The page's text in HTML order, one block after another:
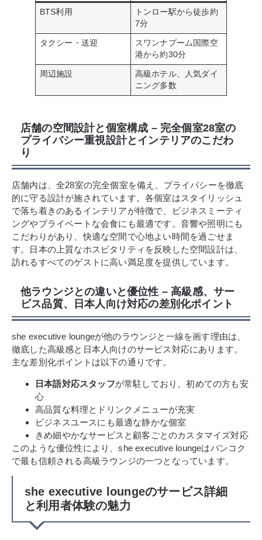
BTS利用
トンロー駅から徒歩約
7分
タクシー・送迎
スワンナプーム国際空
港から約30分
周辺施設
高級ホテル、人気ダイ
ニング多数
店舗の空間設計と個室構成 – 完全個室28室の
プライバシー重視設計とインテリアのこだわ
り
店舗内は、全28室の完全個室を備え、プライバシーを徹底
的に守る設計が施されています。各個室はスタイリッシュ
で落ち着きのあるインテリアが特徴で、ビジネスミーティ
ングやプライベートな会食にも最適です。音響や照明にも
こだわりがあり、快適な空間で心地よい時間を過ごせま
す。日本の上質なホスピタリティを反映した空間設計は、
訪れるすべてのゲストに高い満足度を提供しています。
他ラウンジとの違いと優位性 – 高級感、サー
ビス品質、日本人向け対応の差別化ポイント
she executive loungeが他のラウンジと一線を画す理由は、
徹底した高級感と日本人向けのサービス対応にあります。
主な差別化ポイントは以下の通りです。
日本語対応スタッフが常駐しており、初めての方も安
心
高品質な料理とドリンクメニューが充実
ビジネスユースにも最適な静かな個室
きめ細やかなサービスと顧客ごとのカスタマイズ対応
このような優位性により、she executive loungeはバンコク
で最も信頼される高級ラウンジの一つとなっています。
she executive loungeのサービス詳細
と利用者体験の魅力